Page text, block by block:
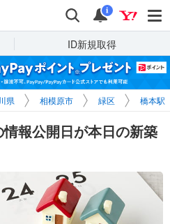
検索 通知
i
ID新規取得
県 相模原市 緑区 橋本駅
報公開日が本日の新築